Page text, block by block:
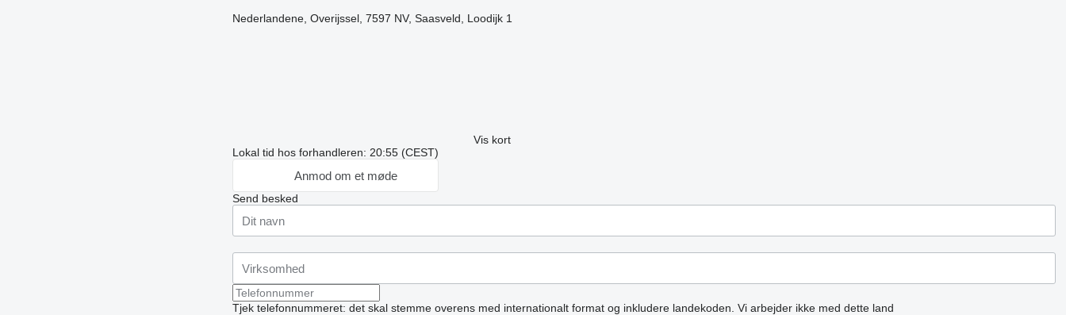
Nederlandene, Overijssel, 7597 NV, Saasveld, Loodijk 1
Vis kort
Lokal tid hos forhandleren: 20:55 (CEST)
Anmod om et møde
Send besked
Tjek telefonnummeret: det skal stemme overens med internationalt format og inkludere landekoden. Vi arbejder ikke med dette land